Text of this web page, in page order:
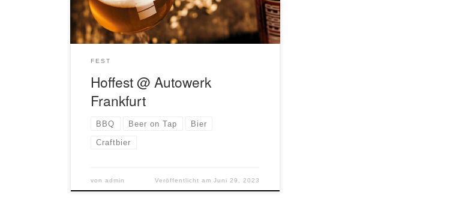
einen netten Nachmittag verbringen wollen. Zu
Gunsten der Seenotrettung im Mittelmeer! […]
FEST
Hoffest @ Autowerk
Frankfurt
BBQ Beer on Tap Bier
Craftbier
vonadmin Veröffentlicht am Juni 29, 2023